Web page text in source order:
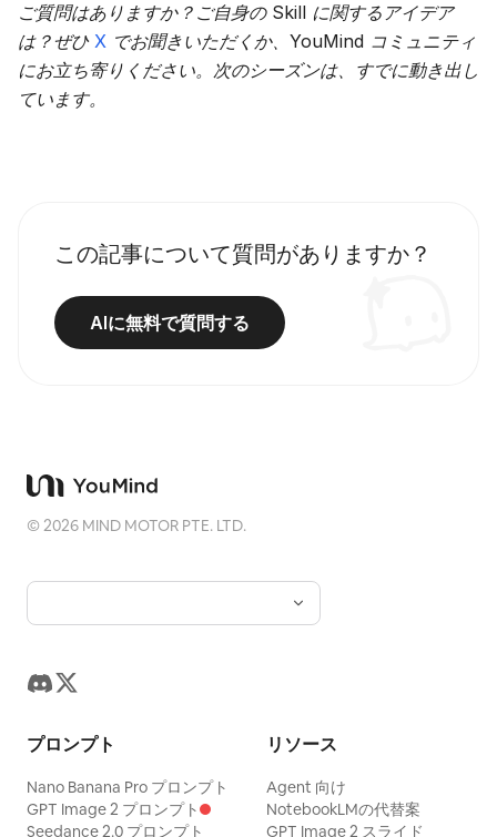
ご質問はありますか？ご自身の Skill に関するアイデア
は？ぜひ X でお聞きいただくか、YouMind コミュニティ
にお立ち寄りください。次のシーズンは、すでに動き出し
ています。
この記事について質問がありますか？
AIに無料で質問する
©2026 MIND MOTOR PTE. LTD.
プロンプト
Nano Banana Pro プロンプト
GPT Image 2 プロンプト
Seedance 2.0 プロンプト
リソース
Agent 向け
NotebookLMの代替案
GPT Image 2 スライド